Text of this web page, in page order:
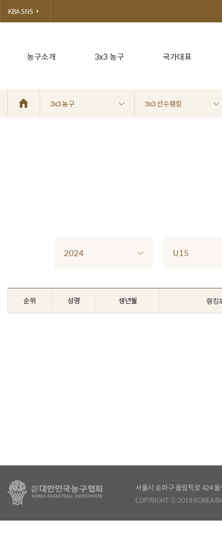
농구소개 3x3 농구 국가대표
KBA SNS
3x3 농구 3x3 선수랭킹
2024 U15
순위 성명 생년월 랭킹
서울시 송파구 올림픽로 424
COPYRIGHT ⓒ 2018 KOREA